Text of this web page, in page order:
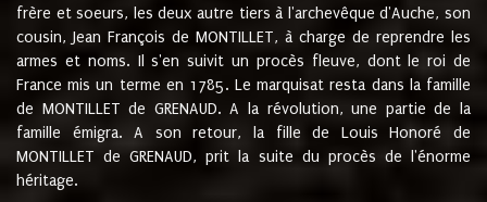
frère et soeurs, les deux autre tiers à l'archevêque d'Auche, son
cousin, Jean François de MONTILLET, à charge de reprendre les
armes et noms. Il s'en suivit un procès fleuve, dont le roi de
France mis un terme en 1785. Le marquisat resta dans la famille
de MONTILLET de GRENAUD. A la révolution, une partie de la
famille émigra. A son retour, la fille de Louis Honoré de
MONTILLET de GRENAUD, prit la suite du procès de l'énorme
héritage.